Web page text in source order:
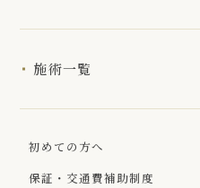
施術一覧
初めての方へ
保証・交通費補助制度